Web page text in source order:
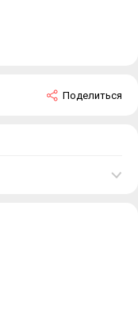
Поделиться